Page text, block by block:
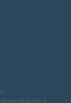
1